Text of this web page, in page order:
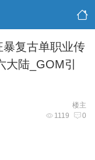
复古单职业传
陆_GOM引
楼主
1119 0